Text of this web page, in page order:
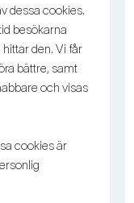
dessa cookies.
besökarna
den. Vi får
bättre, samt
och visas
cookies är